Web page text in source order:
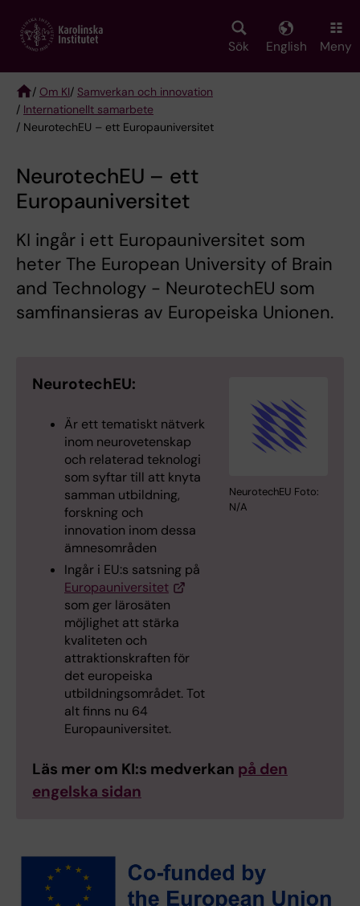
main
Sök English Meny
Breadcrumb
/ Om KI/ Samverkan och innovation
/ Internationellt samarbete
/ NeurotechEU – ett Europauniversitet
NeurotechEU – ett
Europauniversitet
KI ingår i ett Europauniversitet som
heter The European University of Brain
and Technology - NeurotechEU som
samfinansieras av Europeiska Unionen.
NeurotechEU Foto:
N/A
NeurotechEU:
Är ett tematiskt nätverk
inom neurovetenskap
och relaterad teknologi
som syftar till att knyta
samman utbildning,
forskning och
innovation inom dessa
ämnesområden
Ingår i EU:s satsning på
Europauniversitet
som ger lärosäten
möjlighet att stärka
kvaliteten och
attraktionskraften för
det europeiska
utbildningsområdet. Tot
alt finns nu 64
Europauniversitet.
Läs mer om KI:s medverkan på den
engelska sidan